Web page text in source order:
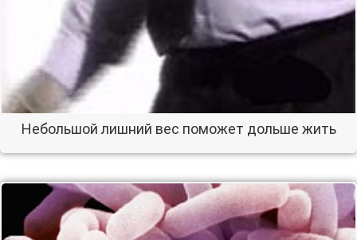
Небольшой лишний вес поможет дольше жить